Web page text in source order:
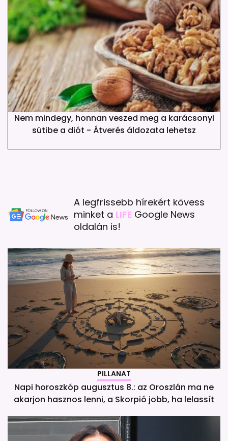
Nem mindegy, honnan veszed meg a karácsonyi
sütibe a diót - Átverés áldozata lehetsz
A legfrissebb hírekért kövess
minket a LIFE Google News
oldalán is!
PILLANAT
Napi horoszkóp augusztus 8.: az Oroszlán ma ne
akarjon hasznos lenni, a Skorpió jobb, ha lelassít